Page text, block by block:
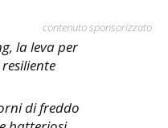
contenuto sponsorizzato
la leva per
di freddo